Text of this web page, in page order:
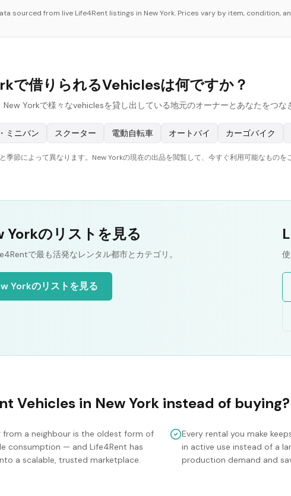
sourced from live Life4Rent listings in New York. Prices vary by item, condition,
で借りられるVehiclesは何ですか？
Yorkで様々なvehiclesを貸し出している地元のオーナーとあなたをつ
ミニバン スクーター 電動自転車 オートバイ カーゴバイク
季節によって異なります。New Yorkの現在の出品を閲覧して、今すぐ利用可能なものを
Yorkのリストを見る
で最も活発なレンタル都市とカテゴリ。
Yorkのリストを見る
Vehicles in New York instead of buying?
from a neighbour is the oldest form of
consumption — and Life4Rent has
a scalable, trusted marketplace.
Every rental you make
in active use instead of a
production demand and